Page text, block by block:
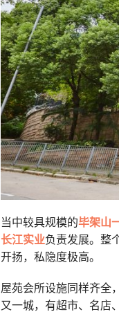
当中较具规模的毕架山
长江实业负责发展。整
开扬，私隐度极高。
屋苑会所设施同样齐全
又一城，有超市、名店